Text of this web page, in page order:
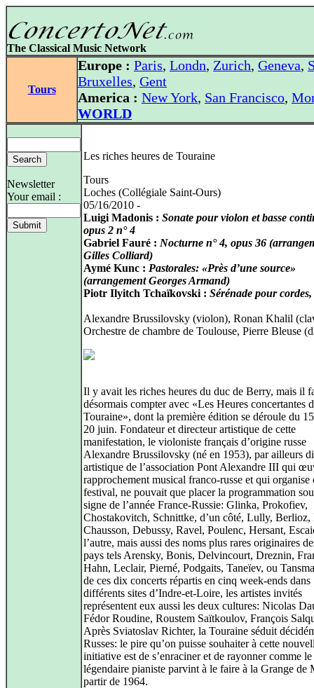
The Classical Music Network
Tours
Europe : Paris, Londn, Zurich, Geneva,
Bruxelles, Gent
America : New York, San Francisco,
WORLD
Newsletter
Your email :
Les riches heures de Touraine
Tours
Loches (Collégiale Saint-Ours)
05/16/2010 -
Luigi Madonis : Sonate pour violon et basse
opus 2 n° 4
Gabriel Fauré : Nocturne n° 4, opus 36
Gilles Colliard)
Aymé Kunc : Pastorales: «Près d’une source»
(arrangement Georges Armand)
Piotr Ilyitch Tchaïkovski : Sérénade pour
Alexandre Brussilovsky (violon), Ronan Khalil
Orchestre de chambre de Toulouse, Pierre Bleuse
Il y avait les riches heures du duc de Berry, mais il
désormais compter avec «Les Heures concertantes
Touraine», dont la première édition se déroule du
20 juin. Fondateur et directeur artistique de cette
manifestation, le violoniste français d’origine russe
Alexandre Brussilovsky (né en 1953), par ailleurs
artistique de l’association Pont Alexandre III qui
rapprochement musical franco-russe et qui organise
festival, ne pouvait que placer la programmation
signe de l’année France-Russie: Glinka, Prokofiev,
Chostakovitch, Schnittke, d’un côté, Lully, Berlioz,
Chausson, Debussy, Ravel, Poulenc, Hersant,
l’autre, mais aussi des noms plus rares originaires
pays tels Arensky, Bonis, Delvincourt, Dreznin,
Hahn, Leclair, Pierné, Podgaits, Taneïev, ou
de ces dix concerts répartis en cinq week-ends dans
différents sites d’Indre-et-Loire, les artistes invités
représentent eux aussi les deux cultures: Nicolas
Fédor Roudine, Roustem Saïtkoulov, François
Après Sviatoslav Richter, la Touraine séduit
Russes: le pire qu’on puisse souhaiter à cette
initiative est de s’enraciner et de rayonner comme le
légendaire pianiste parvint à le faire à la Grange de
partir de 1964.